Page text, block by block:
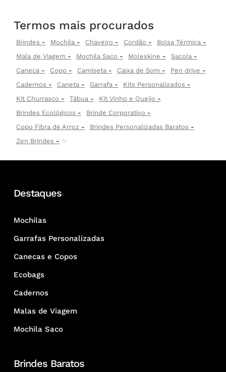
Termos mais procurados
Brindes Mochila Chaveiro Cordão
Bolsa Térmica
Mala de Viagem
Mochila Saco Moleskine
Sacola
Caneca
Copo Camiseta Caixa de Som
Pen drive
Cadernos
Caneta Garrafa
Kits Personalizados
Kit Churrasco
Tábua
Kit Vinho e Queijo
Brindes Ecológicos
Brinde Corporativo
Copo Fibra de Arroz
Brindes Personalizadas Baratos
Zen Brindes
✨
Destaques
Mochilas
Garrafas Personalizadas
Canecas e Copos
Ecobags
Cadernos
Malas de Viagem
Mochila Saco
Brindes Baratos